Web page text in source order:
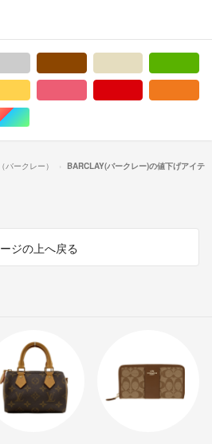
ド/金色系マルチカラー
バークレー）
BARCLAY(バークレー)の値下げアイテ
ジの上へ戻る